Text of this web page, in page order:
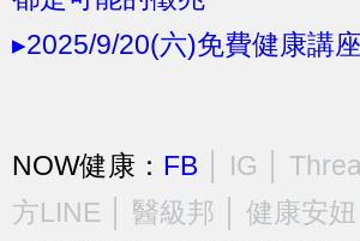
▸2025/9/20(六)免費健康講
NOW健康： FB│ IG
方LINE
醫級邦
健康安